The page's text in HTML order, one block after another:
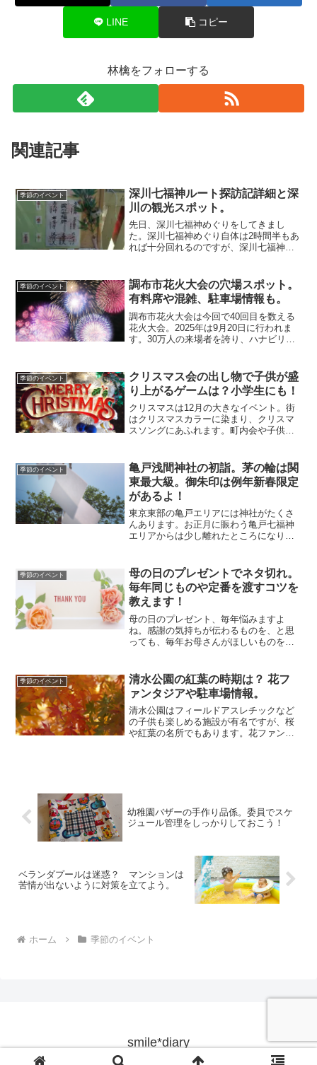
LINE コピー
林檎をフォローする
関連記事
季節のイベント
深川七福神ルート探訪記詳細と深
川の観光スポット。
先日、深川七福神めぐりをしてきまし
た。深川七福神めぐり自体は2時間半もあ
れば十分回れるのですが、深川七福神エ
と思います。今回は深川の観光スポット
などの情報も織り交ぜなが...
季節のイベント
調布市花火大会の穴場スポット。
有料席や混雑、駐車場情報も。
調布市花火大会は今回で40回目を数える
花火大会。2025年は9月20日に行われま
す。30万人の来場者を誇り、ハナビリュ
火大会の穴場スポットや有料席、混雑情
報に駐車場情報...
季節のイベント
クリスマス会の出し物で子供が盛
り上がるゲームは？小学生にも！
クリスマスは12月の大きなイベント。街
はクリスマスカラーに染まり、クリスマ
スソングにあふれます。町内会や子供会
で、クリスマス会を開く側の役員で『何
をしたらいいのかしら？』...
季節のイベント
亀戸浅間神社の初詣。茅の輪は関
東最大級。御朱印は例年新春限定
があるよ！
東京東部の亀戸エリアには神社がたくさ
んあります。お正月に賑わう亀戸七福神
エリアからは少し離れたところになりま
る茅の輪をくぐれますし、例年数量限定
の御朱印をお分けいただけ...
季節のイベント
母の日のプレゼントでネタ切れ。
毎年同じものや定番を渡すコツを
教えます！
母の日のプレゼント、毎年悩みますよ
ね。感謝の気持ちが伝わるものを、と思
っても、毎年お母さんがほしいものを探
リになって間に合わせのようなものをプ
レゼントするくらいなら、...
季節のイベント
清水公園の紅葉の時期は？ 花フ
ァンタジアや駐車場情報。
清水公園はフィールドアスレチックなど
の子供も楽しめる施設が有名ですが、桜
や紅葉の名所でもあります。花ファンタ
幼稚園バザーの手作り品係。委員でスケ
ジュール管理をしっかりしておこう！
ベランダプールは迷惑？ マンションは
苦情が出ないように対策を立てよう。
ホーム 季節のイベント
smile*diary
© 2016 smile*diary.